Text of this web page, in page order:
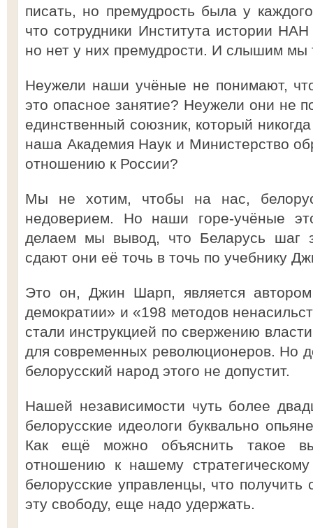
писать, но премудрость была у
что сотрудники Института истории
но нет у них премудрости. И слышим мы
Неужели наши учёные не понимают,
это опасное занятие? Неужели они не
единственный союзник, который
наша Академия Наук и Министерство
отношению к России?
Мы не хотим, чтобы на нас,
недоверием. Но наши горе-учёные
делаем мы вывод, что Беларусь шаг
сдают они её точь в точь по учебнику
Это он, Джин Шарп, является
демократии» и «198 методов
стали инструкцией по свержению
для современных революционеров. Но
белорусский народ этого не допустит.
Нашей независимости чуть более
белорусские идеологи буквально
Как ещё можно объяснить такое
отношению к нашему
белорусские управленцы, что
эту свободу, еще надо удержать.